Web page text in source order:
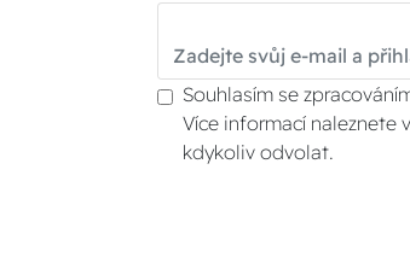
Souhlasím se
Více informací naleznete
kdykoliv odvolat.